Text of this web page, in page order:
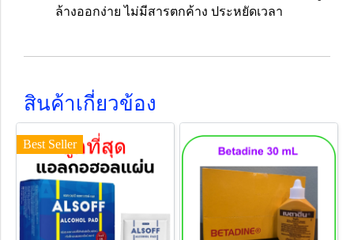
ล้างออกง่าย ไม่มีสารตกค้าง ประหยัดเวลา
สินค้าเกี่ยวข้อง
Best Seller